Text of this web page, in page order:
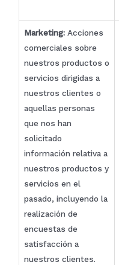
Marketing:Acciones
comerciales sobre
nuestros productos o
servicios dirigidas a
nuestros clientes o
aquellas personas
que nos han
solicitado
información relativa a
nuestros productos y
servicios en el
pasado, incluyendo la
realización de
encuestas de
satisfacción a
nuestros clientes.